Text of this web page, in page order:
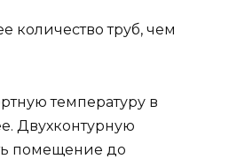
количество труб, чем
температуру в
Двухконтурную
помещение до